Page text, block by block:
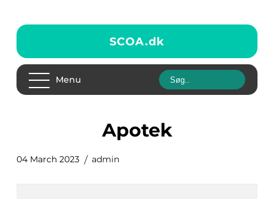
SCOA.dk
Menu
apotek
04 March 2023 admin